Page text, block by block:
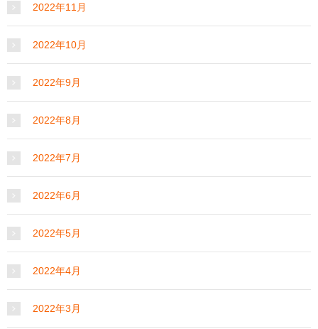
2022年11月
2022年10月
2022年9月
2022年8月
2022年7月
2022年6月
2022年5月
2022年4月
2022年3月